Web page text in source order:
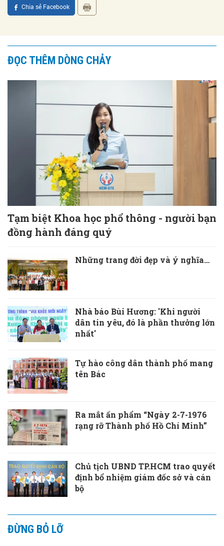
Chia sẻ Facebook
ĐỌC THÊM DÒNG CHẢY
Tạm biệt Khoa học phổ thông - người bạn
đồng hành đáng quý
Những trang đời đẹp và ý nghĩa…
Nhà báo Bùi Hương: 'Khi người
dân tin yêu, đó là phần thưởng lớn
nhất'
Tự hào công dân thành phố mang
tên Bác
Ra mắt ấn phẩm “Ngày 2-7-1976
rạng rỡ Thành phố Hồ Chí Minh”
Chủ tịch UBND TP.HCM trao quyết
định bổ nhiệm giám đốc sở và cán
bộ
ĐỪNG BỎ LỠ